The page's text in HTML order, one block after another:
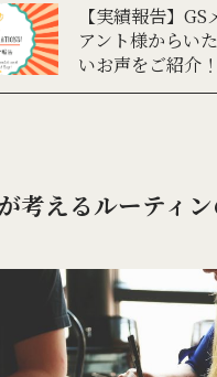
【実績報告】
アント様からい
いお声をご紹介
考えるルーティ